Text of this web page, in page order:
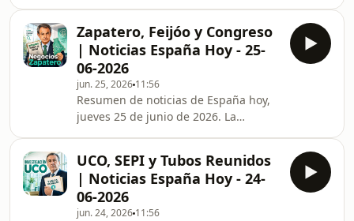
UME, y la investigación judicial sobre
las joyas de
despliegue de la UME y la AECID, la
confirmación de víctimas españolas y
la aprobación en el Congreso de una
moción no vinculante que pide la
dimisión de Pedro Sánchez. Además,
novedades en la investigación sobre
Zapatero y el caso Plus Ultra, y
advertencias de in
Zapatero, Feijóo y Congreso
| Noticias España Hoy - 25-
06-2026
jun. 25, 2026 11:56
Resumen de noticias de España hoy,
jueves 25 de junio de 2026. La
negocios en Bolivia y presuntas
influencias políticas. En el Congreso,
Alberto Núñez Feijóo acusa a Pedro
Sánchez de corrupción y pide la
UCO, SEPI y Tubos Reunidos
| Noticias España Hoy - 24-
06-2026
jun. 24, 2026 11:56